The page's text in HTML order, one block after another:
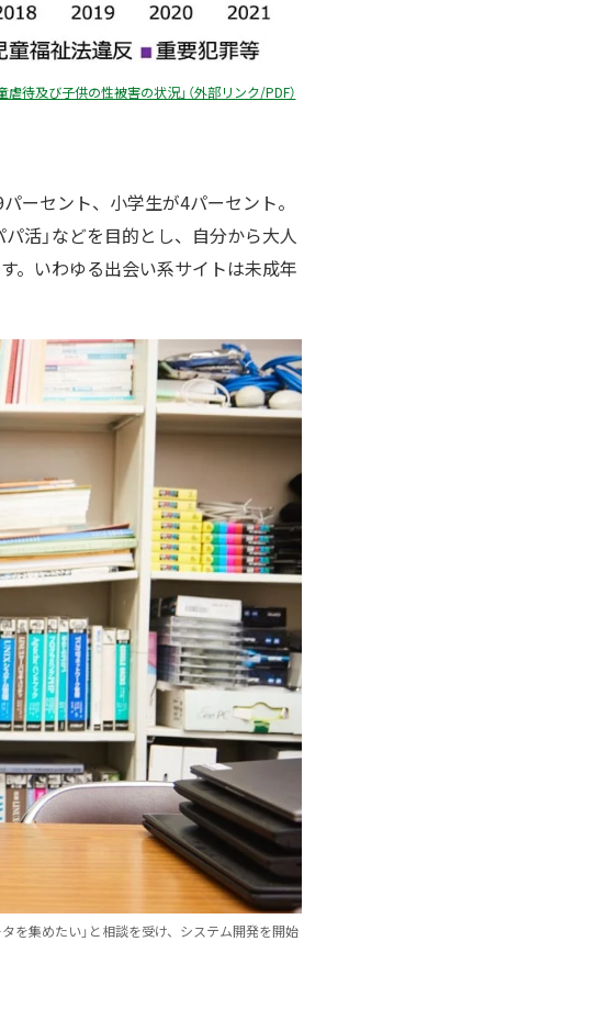
待及び子供の性被害の状況」（外部リンク/PDF）
ーセント、小学生が4パーセント。
活」などを目的とし、自分から大人
。いわゆる出会い系サイトは未成年
を集めたい」と相談を受け、システム開発を開始